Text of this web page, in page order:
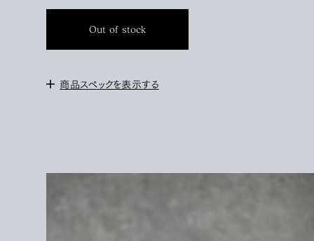
Out of stock
商品スペックを表示する
Guidi calf